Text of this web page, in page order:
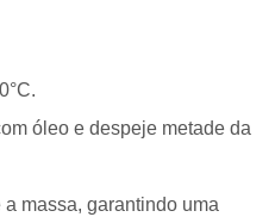
óleo e despeje metade da
massa, garantindo uma